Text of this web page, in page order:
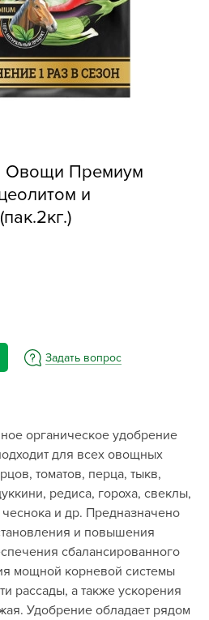
Овощи Премиум
и
Задать вопрос
органическое удобрение
для всех овощных
томатов, перца, тыкв,
редиса, гороха, свеклы,
и др. Предназначено
и повышения
сбалансированного
мощной корневой системы
рассады, а также ускорения
Удобрение обладает рядом